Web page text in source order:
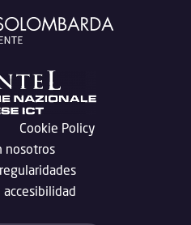
Cookie Policy
nosotros
accesibilidad